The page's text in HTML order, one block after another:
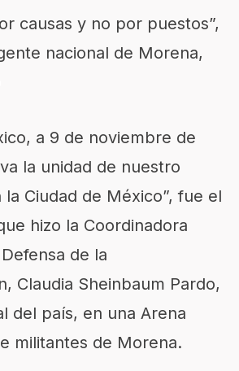
causas y no por puestos”,
nacional de Morena,
a 9 de noviembre de
la unidad de nuestro
Ciudad de México”, fue el
hizo la Coordinadora
de la
Claudia Sheinbaum Pardo,
del país, en una Arena
militantes de Morena.